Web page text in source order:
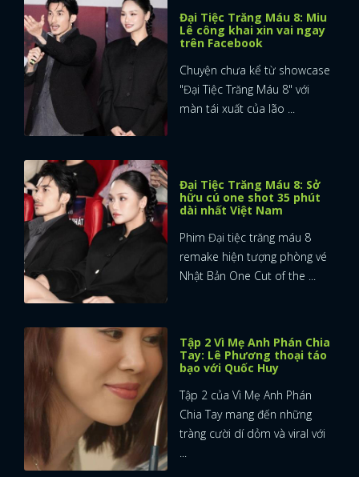
x
ĐĂNG NHẬP
Đại Tiệc Trăng Máu 8: Miu
Lê công khai xin vai ngay
trên Facebook
Chuyện chưa kể từ showcase
"Đại Tiệc Trăng Máu 8" với
màn tái xuất của lão ...
Đại Tiệc Trăng Máu 8: Sở
hữu cú one shot 35 phút
dài nhất Việt Nam
Phim Đại tiệc trăng máu 8
remake hiện tượng phòng vé
Nhật Bản One Cut of the ...
Tập 2 Vì Mẹ Anh Phán Chia
Tay: Lê Phương thoại táo
bạo với Quốc Huy
Tập 2 của Vì Mẹ Anh Phán
Chia Tay mang đến những
tràng cười dí dỏm và viral với
...